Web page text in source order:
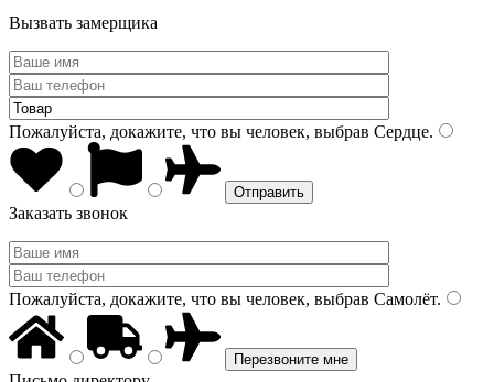
Вызвать замерщика
Пожалуйста, докажите, что вы человек, выбрав Сердце.
Заказать звонок
Пожалуйста, докажите, что вы человек, выбрав Самолёт.